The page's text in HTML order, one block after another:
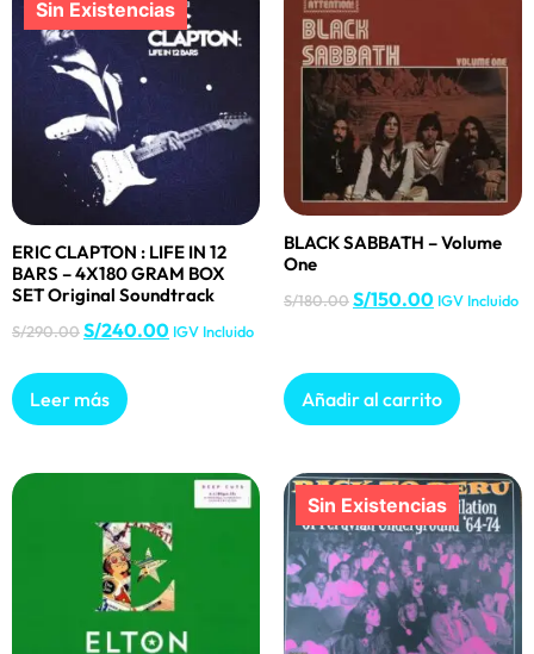
ERIC CLAPTON : LIFE IN 12
BARS – 4X180 GRAM BOX
SET Original Soundtrack
S/290.00S/240.00 IGV Incluido
Leer más
BLACK SABBATH – Volume
One
S/180.00S/150.00 IGV Incluido
Añadir al carrito